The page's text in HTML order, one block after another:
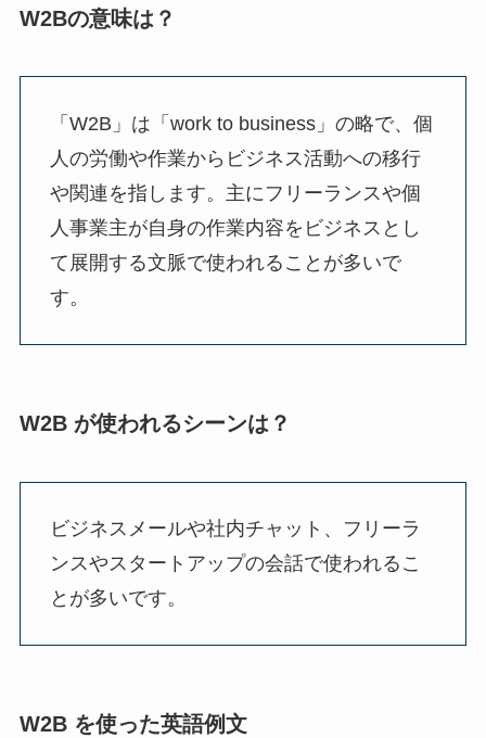
W2Bの意味は？
「W2B」は「work to business」の略で、個
人の労働や作業からビジネス活動への移行
や関連を指します。主にフリーランスや個
人事業主が自身の作業内容をビジネスとし
て展開する文脈で使われることが多いで
す。
W2B が使われるシーンは？
ビジネスメールや社内チャット、フリーラ
ンスやスタートアップの会話で使われるこ
とが多いです。
W2B を使った英語例文